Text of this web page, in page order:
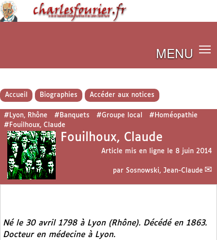
MENU
Accueil Biographies Accéder aux notices
#Lyon, Rhône #Banquets #Groupe local
#Homéopathie
#Fouilhoux, Claude
Fouilhoux, Claude
Article mis en ligne le 8 juin 2014
par Sosnowski, Jean-Claude
Né le 30 avril 1798 à Lyon (Rhône). Décédé en 1863.
Docteur en médecine à Lyon.